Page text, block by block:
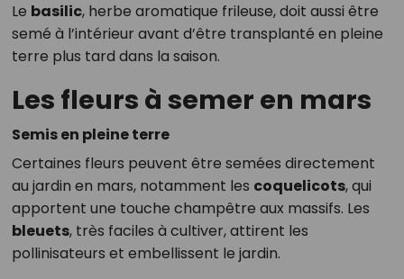
Le basilic, herbe aromatique frileuse, doit aussi être
semé à l’intérieur avant d’être transplanté en pleine
terre plus tard dans la saison.
Les fleurs à semer en mars
Semis en pleine terre
Certaines fleurs peuvent être semées directement
au jardin en mars, notamment les coquelicots, qui
apportent une touche champêtre aux massifs. Les
bleuets, très faciles à cultiver, attirent les
pollinisateurs et embellissent le jardin.